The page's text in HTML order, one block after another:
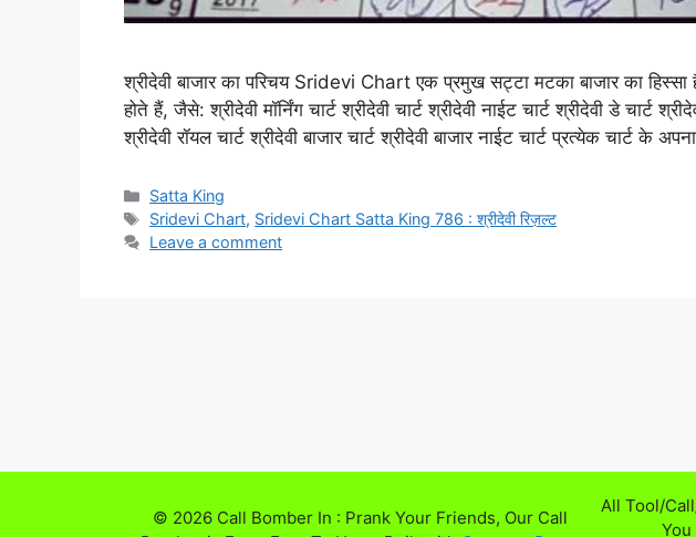
श्रीदेवी बाजार का परिचय Sridevi Chart एक प्रमुख सट्टा मटका बाजार का हिस्सा
होते हैं, जैसे: श्रीदेवी मॉर्निंग चार्ट श्रीदेवी चार्ट श्रीदेवी नाईट चार्ट श्रीदेवी डे चार्ट
श्रीदेवी रॉयल चार्ट श्रीदेवी बाजार चार्ट श्रीदेवी बाजार नाईट चार्ट प्रत्येक चार्ट के
Categories
Satta King
Tags
Sridevi Chart, Sridevi Chart Satta King 786 : श्रीदेवी रिज़ल्ट
Leave a comment
All Tool/
© 2026 Call Bomber In : Prank Your Friends, Our Call